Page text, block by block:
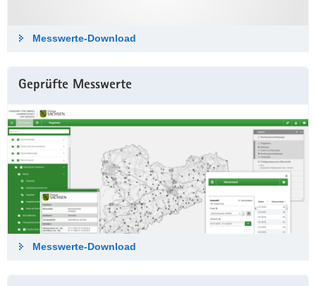
Messwerte-Down­load
Geprüfte Messwerte
Messwerte-Down­load